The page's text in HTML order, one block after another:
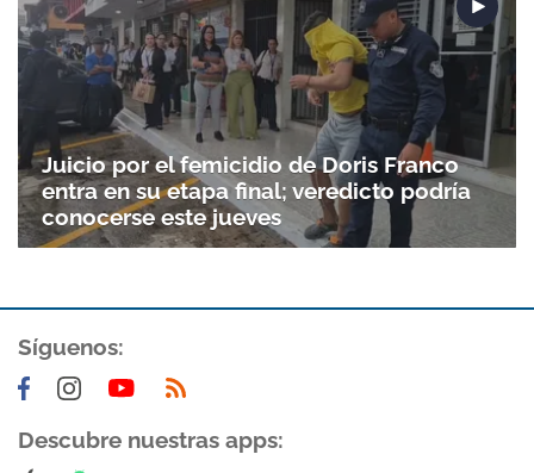
Juicio por el femicidio de Doris Franco
entra en su etapa final; veredicto podría
conocerse este jueves
Síguenos:
Descubre nuestras apps: